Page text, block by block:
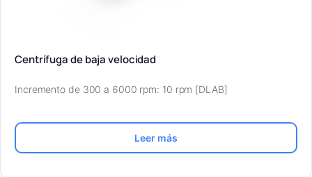
Centrífuga de baja velocidad
Incremento de 300 a 6000 rpm: 10 rpm [DLAB]
Leer más